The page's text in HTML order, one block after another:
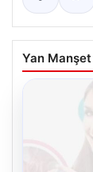
Yan Manşet